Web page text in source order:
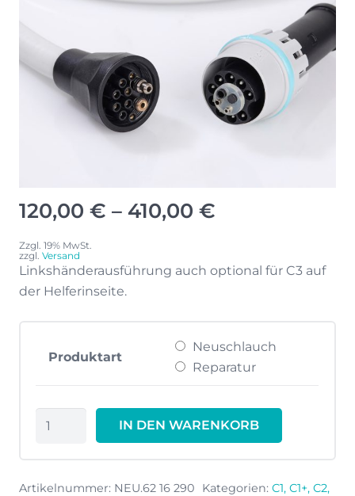
120,00 € – 410,00 €
410,00 €
Zzgl. 19% MwSt.
zzgl. Versand
Linkshänderausführung auch optional für C3 auf
der Helferinseite.
Produktart
Neuschlauch
Reparatur
Sprayvitschlauch
IN DEN WARENKORB
Artikelnummer: NEU.62 16 290 Kategorien: C1, C1+, C2,